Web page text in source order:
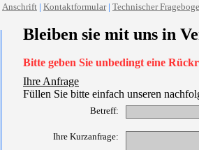
Anschrift | Kontaktformular| Technischer
Bleiben sie mit uns in
Bitte geben Sie unbedingt eine
Ihre Anfrage
Füllen Sie bitte einfach unseren
Betreff:
Ihre Kurzanfrage: